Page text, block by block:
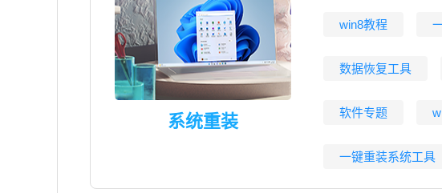
系统重装
win8教程
数据恢复工具
软件专题
一键重装系统工具